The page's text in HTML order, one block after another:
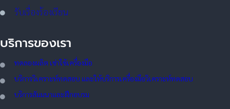
รับเรื่องร้องเรียน
บริการของเรา
ทดลองผลิต เช่าใช้เครื่องมือ
บริการวิเคราะห์ทดสอบ และให้บริการเครื่องมือวิเคราะห์ทดสอบ
บริการสัมมนาและฝึกอบรม